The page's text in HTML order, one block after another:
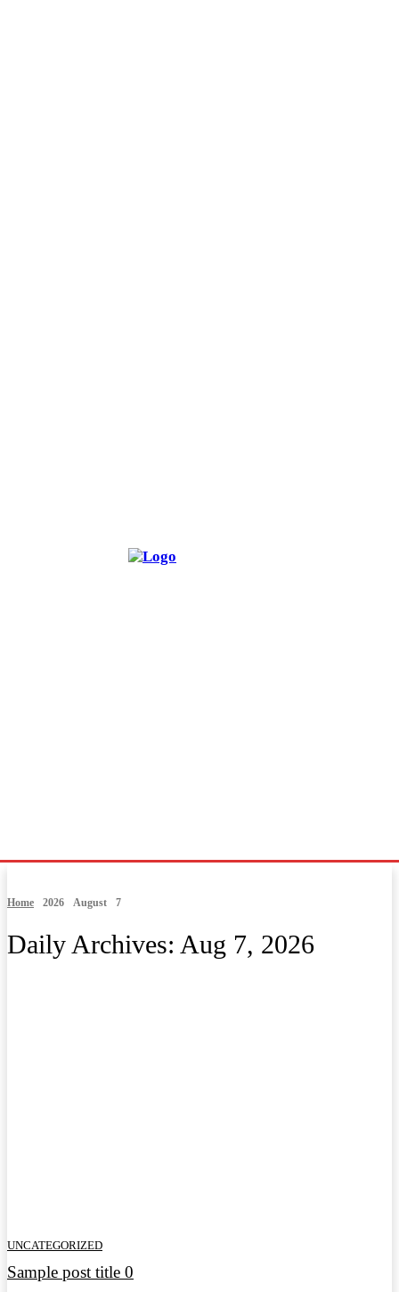
Home 2026 August 7
Daily Archives: Aug 7, 2026
UNCATEGORIZED
Sample post title 0